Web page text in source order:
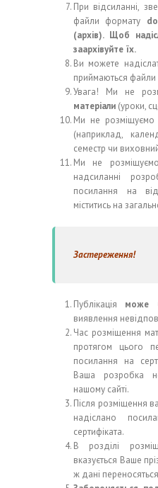
При відсиланні,
файли формату
(архів). Щоб
заархівуйте їх.
Ви можете
приймаються файли
Увага! Ми не
матеріали (уроки,
Ми не розміщуємо
(наприклад,
семестр чи
Ми не розміщуємо
надсиланні
посилання на
міститись на
Застереження!
Публікація може
виявлення
Час розміщення
протягом цього
посилання на
Ваша розробка
нашому сайті.
Після розміщення
надіслано
сертифіката.
В розділі
вказується Ваше
ж дані